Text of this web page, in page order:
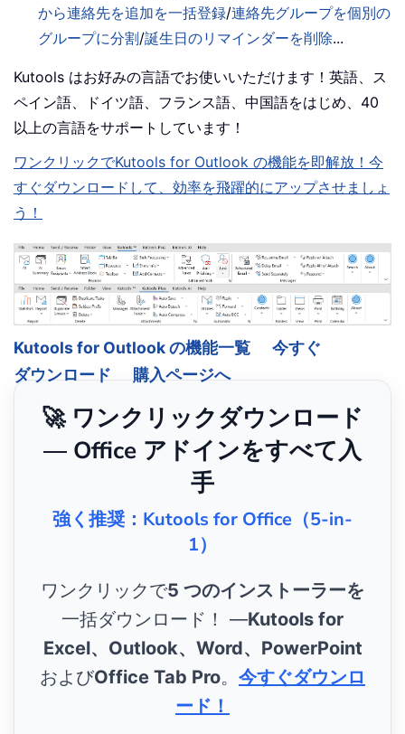
から連絡先を追加を一括登録/連絡先グループを個別の
グループに分割/誕生日のリマインダーを削除...
Kutools はお好みの言語でお使いいただけます！英語、ス
ペイン語、ドイツ語、フランス語、中国語をはじめ、40
以上の言語をサポートしています！
ワンクリックでKutools for Outlook の機能を即解放！今
すぐダウンロードして、効率を飛躍的にアップさせましょ
う！
Kutools for Outlook の機能一覧
今すぐ
ダウンロード
購入ページへ
🚀 ワンクリックダウンロード
— Office アドインをすべて入
手
強く推奨：Kutools for Office（5-in-
1）
ワンクリックで5 つのインストーラーを
一括ダウンロード！ ―Kutools for
Excel、Outlook、Word、PowerPoint
およびOffice Tab Pro。 今すぐダウンロ
ード！